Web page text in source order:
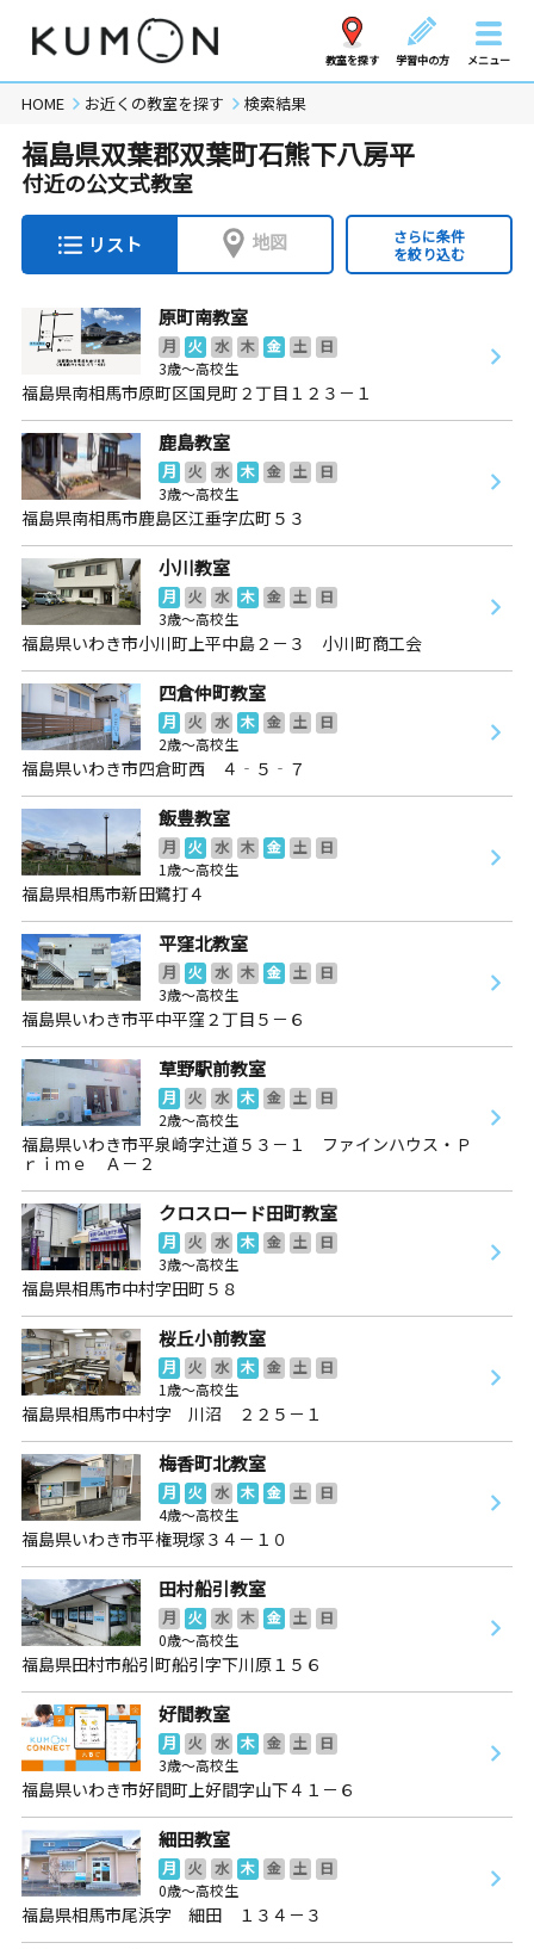
教室を探す 学習中の方 メニュー
HOME お近くの教室を探す 検索結果
福島県双葉郡双葉町石熊下八房平
付近の公文式教室
リスト 地図
さらに条件
を絞り込む
原町南教室
月 火 水 木 金 土
日
3歳～高校生
福島県南相馬市原町区国見町２丁目１２３－１
鹿島教室
月 火 水 木 金 土
日
3歳～高校生
福島県南相馬市鹿島区江垂字広町５３
小川教室
月 火 水 木 金 土
日
3歳～高校生
福島県いわき市小川町上平中島２－３ 小川町商工会
四倉仲町教室
月 火 水 木 金 土
日
2歳～高校生
福島県いわき市四倉町西 ４‐５‐７
飯豊教室
月 火 水 木 金 土
日
1歳～高校生
福島県相馬市新田鷺打４
平窪北教室
月 火 水 木 金 土
日
3歳～高校生
福島県いわき市平中平窪２丁目５－６
草野駅前教室
月 火 水 木 金 土
日
2歳～高校生
福島県いわき市平泉崎字辻道５３－１ ファインハウス・Ｐ
ｒｉｍｅ Ａ－２
クロスロード田町教室
月 火 水 木 金 土
日
3歳～高校生
福島県相馬市中村字田町５８
桜丘小前教室
月 火 水 木 金 土
日
1歳～高校生
福島県相馬市中村字 川沼 ２２５－１
梅香町北教室
月 火 水 木 金 土
日
4歳～高校生
福島県いわき市平権現塚３４－１０
田村船引教室
月 火 水 木 金 土
日
0歳～高校生
福島県田村市船引町船引字下川原１５６
好間教室
月 火 水 木 金 土
日
3歳～高校生
福島県いわき市好間町上好間字山下４１－６
細田教室
月 火 水 木 金 土
日
0歳～高校生
福島県相馬市尾浜字 細田 １３４－３